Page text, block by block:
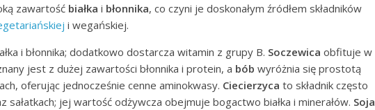
zawartość białka i błonnika, co czyni je doskonałym źródłem składników
i wegańskiej.
i błonnika; dodatkowo dostarcza witamin z grupy B. Soczewica obfituje w
jest z dużej zawartości błonnika i protein, a bób wyróżnia się prostotą
oferując jednocześnie cenne aminokwasy. Ciecierzyca to składnik często
jej wartość odżywcza obejmuje bogactwo białka i minerałów. Soja